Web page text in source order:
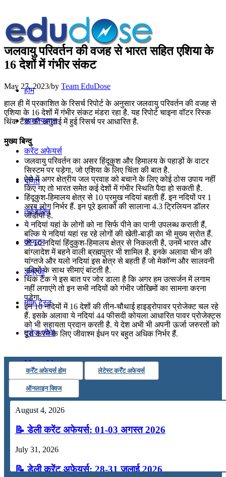
होम
सामान्यज्ञान
करेंट अफेयर्स
गणित
तर्कशक्ति
कंप्यूटर
अंग्रेजी
मॉक टेस्ट
टुडेज जीके
Menu Menu
जलवायु परिवर्तन की वजह से भारत सहित एशिया के
16 देशों में गंभीर संकट
May 27, 2023/by Team EduDose
हाल ही में प्रकाशित के रिसर्च रिपोर्ट के अनुसार जलवायु परिवर्तन की वजह से
एशिया के 16 देशों में गंभीर संकट मंडरा रहा है. यह रिपोर्ट चाइना वॉटर रिस्क
थिंक टैंक की अगुवाई में हुई रिसर्च पर आधारित है.
मुख्य बिन्दु
जलवायु परिवर्तन का असर हिंदूकुश और हिमालय के पहाड़ों के वाटर
सिस्टम पर पड़ेगा, जो एशिया के लिए चिंता की बात है.
ऐसे में अगर क्षेत्रीय जल प्रवाह को बचाने के लिए कोई ठोस उपाय नहीं
किए गए तो भारत समेत कई देशों में गंभीर स्थिति पैदा हो सकती है.
हिंदूकुश-हिमालय क्षेत्र से 10 प्रमुख नदियां बहती हैं. इन नदियों पर 1
अरब लोग निर्भर हैं. इन पूरे इलाकों की सालाना 4.3 ट्रिलियन डॉलर
जीडीपी है.
ये नदियां यहां के लोगों को ना सिर्फ पीने का पानी उपलब्ध कराती हैं,
बल्कि ये नदियां यहां रह रहे लोगों की खेती-बाड़ी का भी मुख्य स्रोत हैं.
जो 10 नदियां हिंदुकुश-हिमालय क्षेत्र से निकलती है, उनमें भारत और
बांग्लादेश में बहने वाली ब्रह्मपुत्र भी शामिल है. इनके अलावा चीन की
यांग्तजे और यलो नदियां इस क्षेत्र से बहती हैं जो मेकॉन्ग और सालवनी
नदियों के साथ सीमाएं बांटती है.
थिंक टैंक ने इस बात पर जोर डाला है कि अगर हम उत्सर्जन में लगाम
नहीं लगाएंगे तो इन सभी नदियों को गंभीर जोखिमों का सामना करना
पड़ेगा.
इन 10 नदियों में 16 देशों की तीन-चौथाई हाइड्रोपावर प्रोजेक्ट चल रहे
हैं. इसके अलावा ये नदियां 44 फीसदी कोयला आधारित पावर प्रोजेक्ट्स
को भी सहायता प्रदान करती है. ये देश अभी भी अपनी ऊर्जा जरुरतों को
पूरा करने के लिए जीवाश्म ईधन पर बहुत अधिक निर्भर हैं.
कर्रेंट अफेयर्स होम लेटेस्ट कर्रेंट अफेयर्स
ऑनलाइन क्विज
August 4, 2026
📝 डेली करेंट अफेयर्स: 01-03 अगस्त 2026
July 31, 2026
📝 डेली करेंट अफेयर्स: 28-31 जुलाई 2026